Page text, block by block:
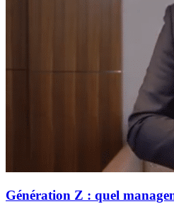
Génération Z : quel